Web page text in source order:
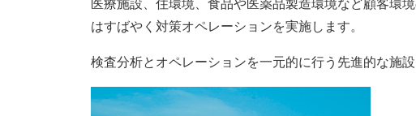
医療施設、住環境、食品や医薬品製造環境など顧客環
はすばやく対策オペレーションを実施します。
検査分析とオペレーションを一元的に行う先進的な施